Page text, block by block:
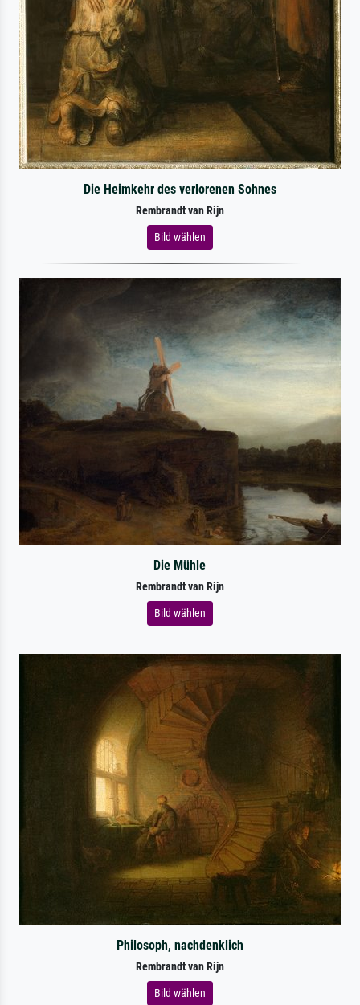
Die Heimkehr des verlorenen Sohnes
Rembrandt van Rijn
Bild wählen
Die Mühle
Rembrandt van Rijn
Bild wählen
Philosoph, nachdenklich
Rembrandt van Rijn
Bild wählen